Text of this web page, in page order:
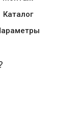
Каталог